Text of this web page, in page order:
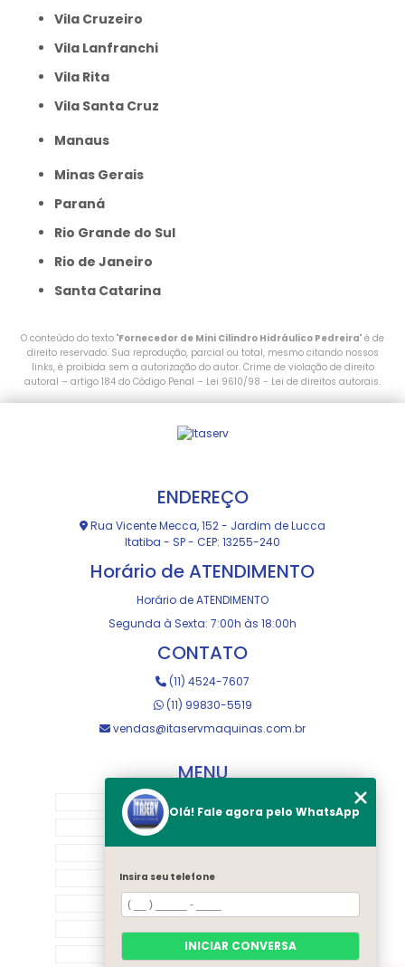
Vila Cruzeiro
Vila Lanfranchi
Vila Rita
Vila Santa Cruz
Manaus
Minas Gerais
Paraná
Rio Grande do Sul
Rio de Janeiro
Santa Catarina
O conteúdo do texto "Fornecedor de Mini Cilindro Hidráulico Pedreira" é de
direito reservado. Sua reprodução, parcial ou total, mesmo citando nossos
links, é proibida sem a autorização do autor. Crime de violação de direito
autoral – artigo 184 do Código Penal – Lei 9610/98 - Lei de direitos autorais.
ENDEREÇO
Rua Vicente Mecca, 152 - Jardim de Lucca
Itatiba - SP - CEP: 13255-240
Horário de ATENDIMENTO
Horário de ATENDIMENTO
Segunda à Sexta: 7:00h às 18:00h
CONTATO
(11) 4524-7607
(11) 99830-5519
vendas@itaservmaquinas.com.br
MENU
MANUTENÇÃO E USINAGEM
LOJA
EQUIPAMENTOS
RASTREAMENTO
CONTATO
Olá! Fale agora pelo WhatsApp
Insira seu telefone
INICIAR CONVERSA